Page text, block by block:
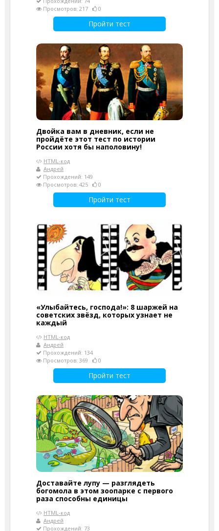
Просмотров: 217
0
Пройти тест
Двойка вам в дневник, если не
пройдёте этот тест по истории
России хотя бы наполовину!
HTML-код
Андрей
Прохождений: 149
Просмотров: 425
0
Пройти тест
«Улыбайтесь, господа!»: 8 шаржей на
советских звёзд, которых узнает не
каждый
HTML-код
Андрей
Прохождений: 134
Просмотров: 369
0
Пройти тест
Доставайте лупу — разглядеть
богомола в этом зоопарке с первого
раза способны единицы
HTML-код
Андрей
Прохождений: 73